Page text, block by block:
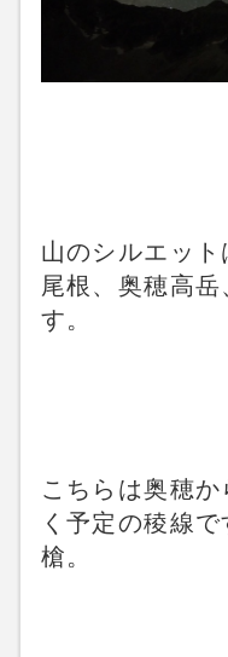
山のシルエッ
尾根、奥穂高
す。
こちらは奥穂
く予定の稜線
槍。